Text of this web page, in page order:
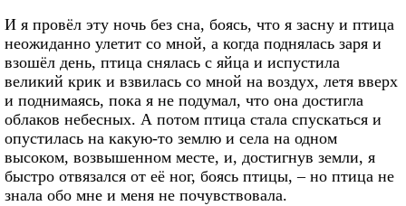
И я провёл эту ночь без сна, боясь, что я засну и птица
неожиданно улетит со мной, а когда поднялась заря и
взошёл день, птица снялась с яйца и испустила
великий крик и взвилась со мной на воздух, летя вверх
и поднимаясь, пока я не подумал, что она достигла
облаков небесных. А потом птица стала спускаться и
опустилась на какую-то землю и села на одном
высоком, возвышенном месте, и, достигнув земли, я
быстро отвязался от её ног, боясь птицы, – но птица не
знала обо мне и меня не почувствовала.